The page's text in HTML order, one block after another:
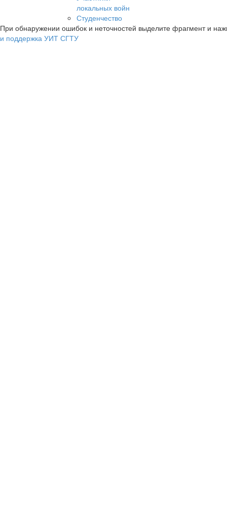
локальных войн
Студенчество
При обнаружении ошибок и неточностей выделите фрагмент и
и поддержка УИТ СГТУ